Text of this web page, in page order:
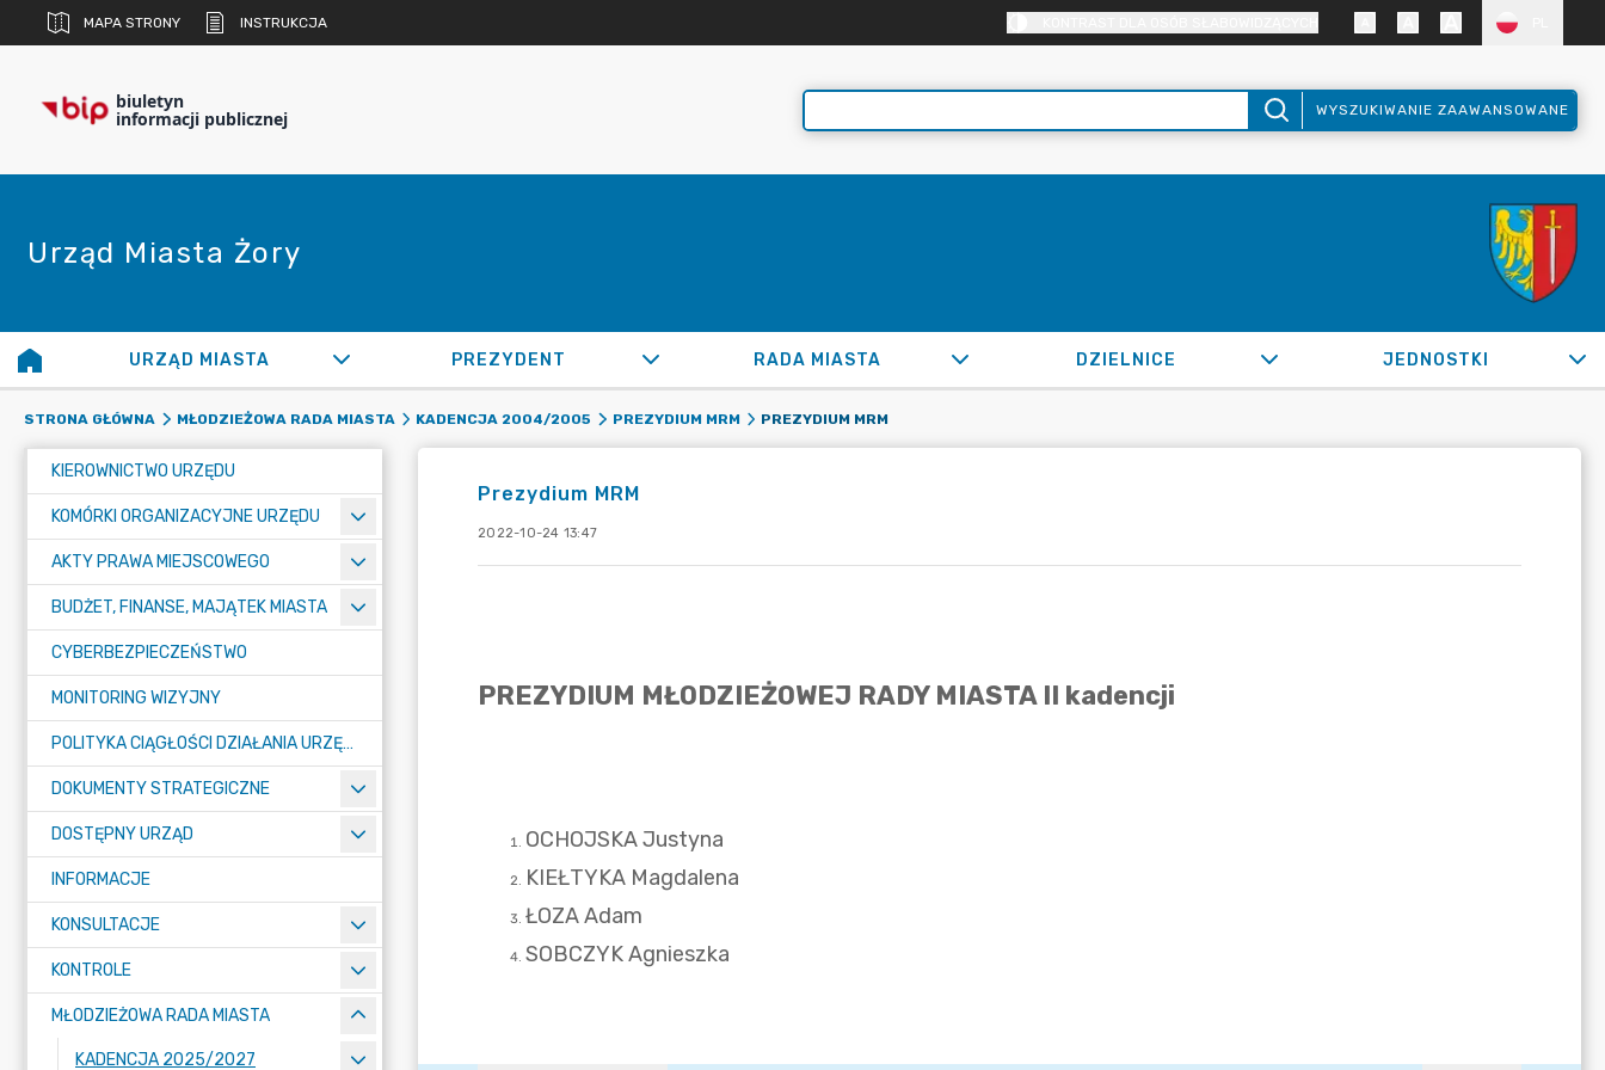
MAPA STRONY INSTRUKCJA
biuletyn
informacji publicznej WYSZUKIWANIE ZAAWANSOWANE
Urząd Miasta Żory
URZĄD MIASTA PREZYDENT RADA MIASTA DZIELNICE JEDNOSTKI
STRONA GŁÓWNA MŁODZIEŻOWA RADA MIASTA KADENCJA 2004/2005 PREZYDIUM MRM PREZYDIUM MRM
KIEROWNICTWO URZĘDU
KOMÓRKI ORGANIZACYJNE URZĘDU
AKTY PRAWA MIEJSCOWEGO
BUDŻET, FINANSE, MAJĄTEK MIASTA
CYBERBEZPIECZEŃSTWO
MONITORING WIZYJNY
POLITYKA CIĄGŁOŚCI DZIAŁANIA URZĘDU MIASTA ŻORY
DOKUMENTY STRATEGICZNE
DOSTĘPNY URZĄD
INFORMACJE
KONSULTACJE
KONTROLE
MŁODZIEŻOWA RADA MIASTA
KADENCJA 2025/2027
Prezydium MRM
2022-10-24 13:47